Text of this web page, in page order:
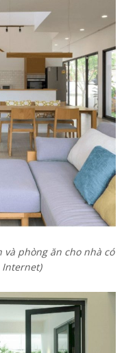
và phòng ăn cho nhà có